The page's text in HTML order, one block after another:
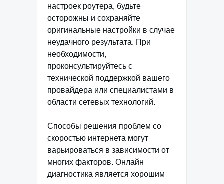
настроек роутера, будьте
осторожны и сохраняйте
оригинальные настройки в случае
неудачного результата. При
необходимости,
проконсультируйтесь с
технической поддержкой вашего
провайдера или специалистами в
области сетевых технологий.
Способы решения проблем со
скоростью интернета могут
варьироваться в зависимости от
многих факторов. Онлайн
диагностика является хорошим